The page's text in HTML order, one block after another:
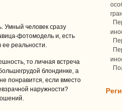
Умный человек сразу
фотомодель и, есть
ее реальности.
то личная встреча
блондинке, а
понравится, если вместо
наружности?